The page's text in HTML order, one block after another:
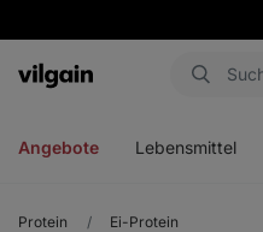
Aktin
Angebote Lebensmittel
Protein Ei-Protein